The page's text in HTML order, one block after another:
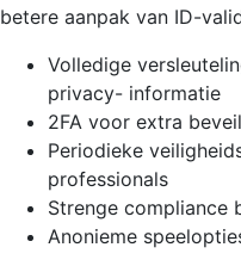
betere aanpak van ID-
Volledige
privacy- informatie
2FA voor extra
Periodieke
professionals
Strenge compliance
Anonieme